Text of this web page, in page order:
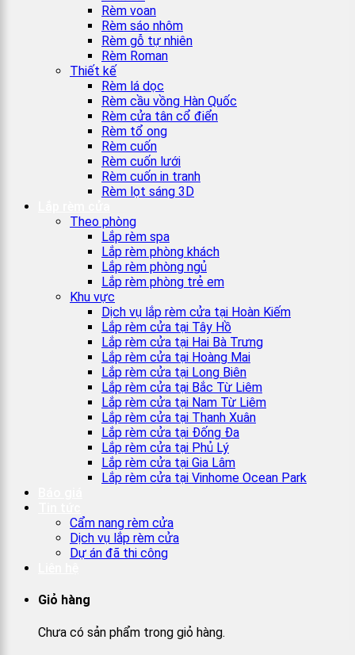
Rèm voan
Rèm sáo nhôm
Rèm gỗ tự nhiên
Rèm Roman
Thiết kế
Rèm lá dọc
Rèm cầu vồng Hàn Quốc
Rèm cửa tân cổ điển
Rèm tổ ong
Rèm cuốn
Rèm cuốn lưới
Rèm cuốn in tranh
Rèm lọt sáng 3D
Theo phòng
Lắp rèm spa
Lắp rèm phòng khách
Lắp rèm phòng ngủ
Lắp rèm phòng trẻ em
Khu vực
Dịch vụ lắp rèm cửa tại Hoàn Kiếm
Lắp rèm cửa tại Tây Hồ
Lắp rèm cửa tại Hai Bà Trưng
Lắp rèm cửa tại Hoàng Mai
Lắp rèm cửa tại Long Biên
Lắp rèm cửa tại Bắc Từ Liêm
Lắp rèm cửa tại Nam Từ Liêm
Lắp rèm cửa tại Thanh Xuân
Lắp rèm cửa tại Đống Đa
Lắp rèm cửa tại Phủ Lý
Lắp rèm cửa tại Gia Lâm
Lắp rèm cửa tại Vinhome Ocean Park
Cẩm nang rèm cửa
Dịch vụ lắp rèm cửa
Dự án đã thi công
Giỏ hàng
Chưa có sản phẩm trong giỏ hàng.